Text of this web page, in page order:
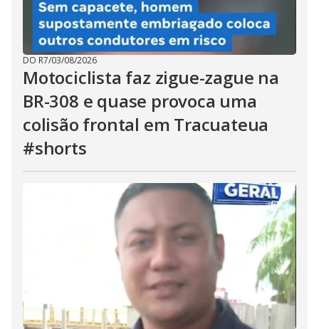
DO R7/03/08/2026
Motociclista faz zigue-zague na
BR-308 e quase provoca uma
colisão frontal em Tracuateua
#shorts